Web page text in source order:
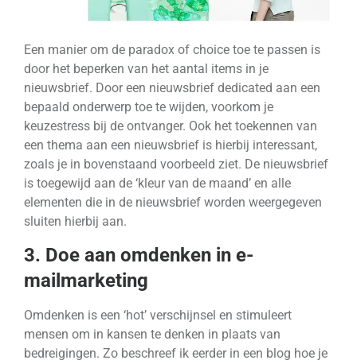
Een manier om de paradox of choice toe te passen is
door het beperken van het aantal items in je
nieuwsbrief. Door een nieuwsbrief dedicated aan een
bepaald onderwerp toe te wijden, voorkom je
keuzestress bij de ontvanger. Ook het toekennen van
een thema aan een nieuwsbrief is hierbij interessant,
zoals je in bovenstaand voorbeeld ziet. De nieuwsbrief
is toegewijd aan de ‘kleur van de maand’ en alle
elementen die in de nieuwsbrief worden weergegeven
sluiten hierbij aan.
3. Doe aan omdenken in e-
mailmarketing
Omdenken is een ‘hot’ verschijnsel en stimuleert
mensen om in kansen te denken in plaats van
bedreigingen. Zo beschreef ik eerder in een blog hoe je